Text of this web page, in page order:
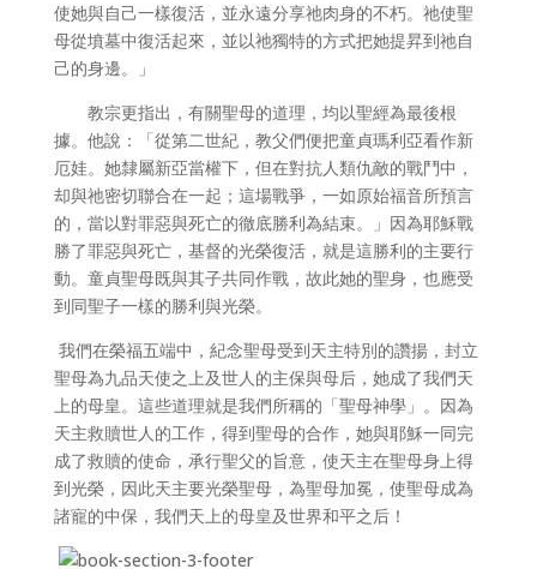
使她與自己一樣復活，並永遠分享祂肉身的不朽。祂使聖
母從墳墓中復活起來，並以祂獨特的方式把她提昇到祂自
己的身邊。」
教宗更指出，有關聖母的道理，均以聖經為最後根
據。他說：「從第二世紀，教父們便把童貞瑪利亞看作新
厄娃。她隸屬新亞當權下，但在對抗人類仇敵的戰鬥中，
却與祂密切聯合在一起；這場戰爭，一如原始福音所預言
的，當以對罪惡與死亡的徹底勝利為結束。」因為耶穌戰
勝了罪惡與死亡，基督的光榮復活，就是這勝利的主要行
動。童貞聖母既與其子共同作戰，故此她的聖身，也應受
到同聖子一樣的勝利與光榮。
我們在榮福五端中，紀念聖母受到天主特別的讚揚，封立
聖母為九品天使之上及世人的主保與母后，她成了我們天
上的母皇。這些道理就是我們所稱的「聖母神學」。因為
天主救贖世人的工作，得到聖母的合作，她與耶穌一同完
成了救贖的使命，承行聖父的旨意，使天主在聖母身上得
到光榮，因此天主要光榮聖母，為聖母加冕，使聖母成為
諸寵的中保，我們天上的母皇及世界和平之后！